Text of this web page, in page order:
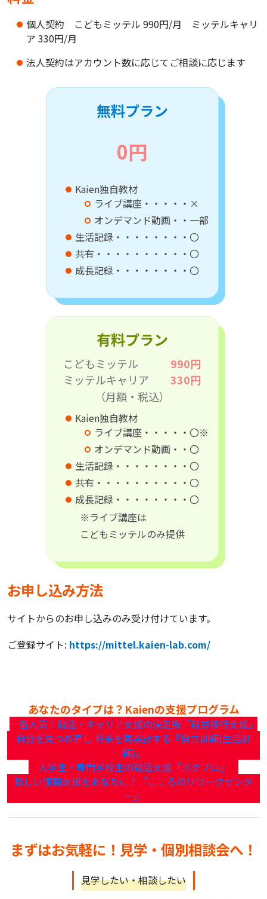
個人契約 こどもミッテル 990円/月 ミッテルキャリ
ア 330円/月
法人契約はアカウント数に応じてご相談に応じます
無料プラン
0円
Kaien独自教材
ライブ講座・・・・・×
オンデマンド動画・・一部
生活記録・・・・・・・・〇
共有・・・・・・・・・・〇
成長記録・・・・・・・・〇
有料プラン
こどもミッテル
990円
ミッテルキャリア
330円
（月額・税込）
Kaien独自教材
ライブ講座・・・・・〇※
オンデマンド動画・・〇
生活記録・・・・・・・・〇
共有・・・・・・・・・・〇
成長記録・・・・・・・・〇
※ライブ講座は
こどもミッテルのみ提供
お申し込み方法
サイトからのお申し込みのみ受け付けています。
ご登録サイト: https://mittel.kaien-lab.com/
あなたのタイプは？Kaienの支援プログラム
一番人気！就活・キャリア支援の決定版『就労移行支援』
自分を見つめ直し 将来を再設計する『自立訓練(生活訓
練)』
大学生・専門学校生の就活支援『ガクプロ』
新しい復職支援をあなたに！『こころのリワークセンタ
ー』
まずはお気軽に！見学・個別相談会へ！
見学したい・相談したい